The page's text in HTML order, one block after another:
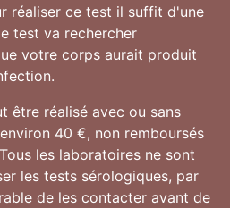
réaliser ce test il suffit d'une
test va rechercher
votre corps aurait produit
être réalisé avec ou sans
40 €, non remboursés
les laboratoires ne sont
les tests sérologiques, par
de les contacter avant de